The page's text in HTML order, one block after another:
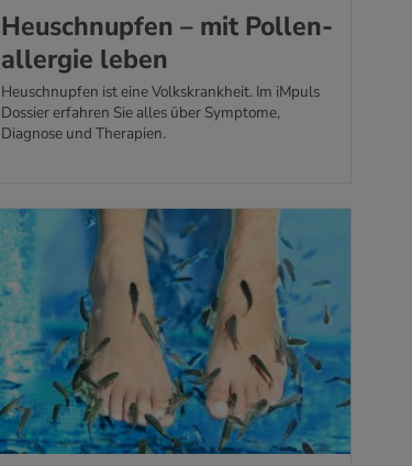
Heu­schnup­fen – mit Pol­len­
all­er­gie leben
Heuschnupfen ist eine Volkskrankheit. Im iMpuls
Dossier erfahren Sie alles über Symptome,
Diagnose und Therapien.